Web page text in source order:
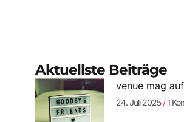
Aktuellste Beiträge
venue mag
24. Juli 2025 1